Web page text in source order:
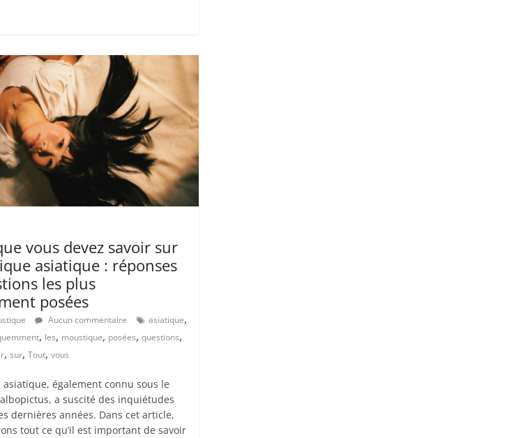
vous devez savoir sur
asiatique : réponses
les plus
posées
Aucun commentaire asiatique,
, les, moustique, posées,questions,
,sur,Tout,vous
asiatique, également connu sous le
albopictus, a suscité des inquiétudes
dernières années. Dans cet article,
tout ce qu’il est important de savoir